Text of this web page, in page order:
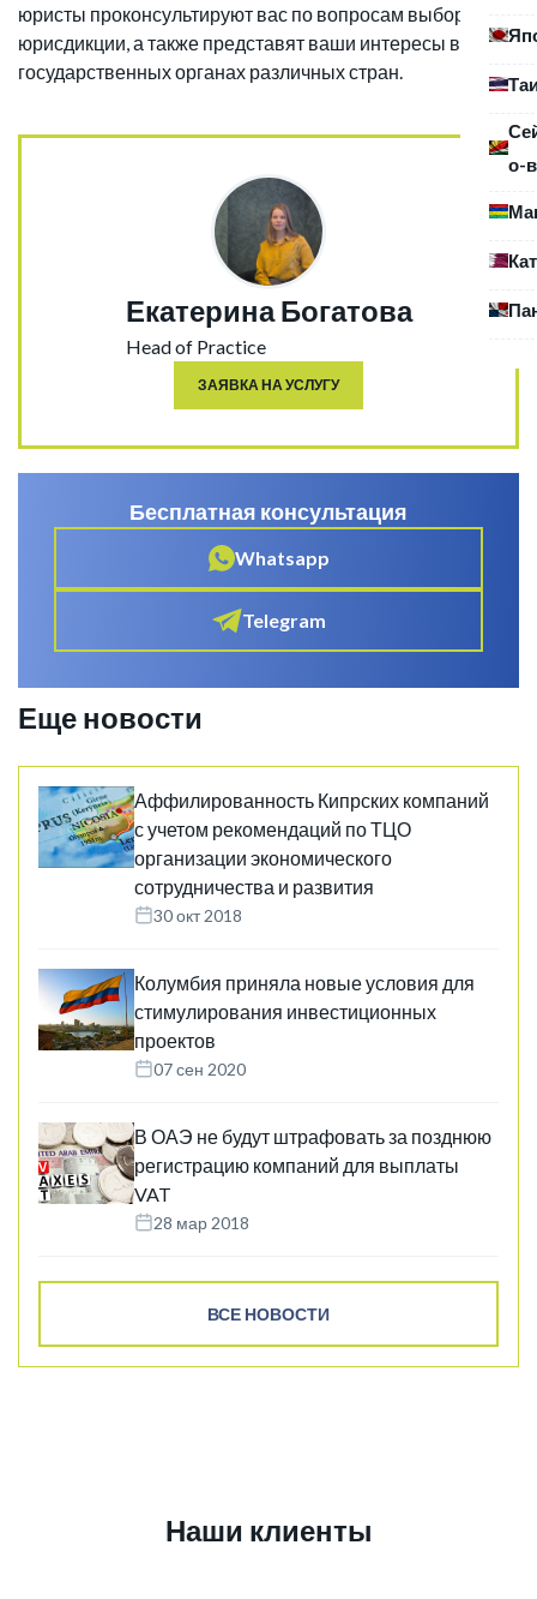
о-
юристы проконсультируют вас по вопросам выбора
юрисдикции, а также представят ваши интересы в
государственных органах различных стран.
Екатерина Богатова
Head of Practice
ЗАЯВКА НА УСЛУГУ
Бесплатная консультация
Whatsapp
Telegram
Еще новости
Аффилированность Кипрских компаний
с учетом рекомендаций по ТЦО
организации экономического
сотрудничества и развития
30 окт 2018
Колумбия приняла новые условия для
стимулирования инвестиционных
проектов
07 сен 2020
В ОАЭ не будут штрафовать за позднюю
регистрацию компаний для выплаты
VAT
28 мар 2018
ВСЕ НОВОСТИ
Наши клиенты